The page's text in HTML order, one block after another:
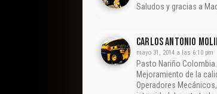
Saludos y gracias a
CARLOS ANTONIO
mayo 31, 2014 a las 6:10 pm
Pasto Nariño
Mejoramiento de la
Operadores